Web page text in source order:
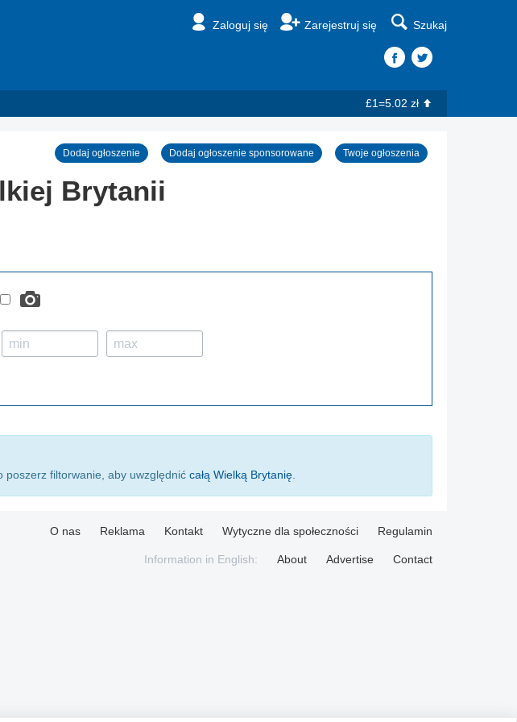
Zaloguj się Zarejestruj się Szukaj
£1=5.02 zł
Dodaj ogłoszenie Dodaj ogłoszenie sponsorowane Twoje ogłoszenia
Brytanii
poszerz filtorwanie, aby uwzględnić całą Wielką Brytanię.
O nas Reklama Kontakt Wytyczne dla społeczności Regulamin
Information in English: About Advertise Contact